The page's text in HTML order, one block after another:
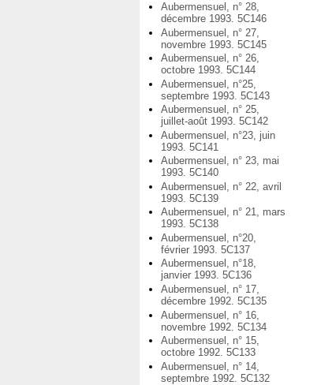
Aubermensuel, n° 28,
décembre 1993. 5C146
Aubermensuel, n° 27,
novembre 1993. 5C145
Aubermensuel, n° 26,
octobre 1993. 5C144
Aubermensuel, n°25,
septembre 1993. 5C143
Aubermensuel, n° 25,
juillet-août 1993. 5C142
Aubermensuel, n°23, juin
1993. 5C141
Aubermensuel, n° 23, mai
1993. 5C140
Aubermensuel, n° 22, avril
1993. 5C139
Aubermensuel, n° 21, mars
1993. 5C138
Aubermensuel, n°20,
février 1993. 5C137
Aubermensuel, n°18,
janvier 1993. 5C136
Aubermensuel, n° 17,
décembre 1992. 5C135
Aubermensuel, n° 16,
novembre 1992. 5C134
Aubermensuel, n° 15,
octobre 1992. 5C133
Aubermensuel, n° 14,
septembre 1992. 5C132